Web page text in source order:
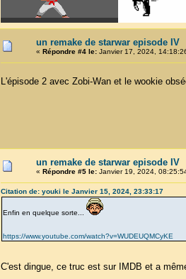
un remake de starwar episode IV
« Répondre #4 le:Janvier 17, 2024,
L'épisode 2 avec Zobi-Wan et le wookie
un remake de starwar episode IV
« Répondre #5 le:Janvier 19, 2024,
Citation de: youki le Janvier 15, 2024, 23:33:17
Enfin en quelque sorte...
https://www.youtube.com/watch?v=WUDEUQMCyKE
C'est dingue, ce truc est sur IMDB et a